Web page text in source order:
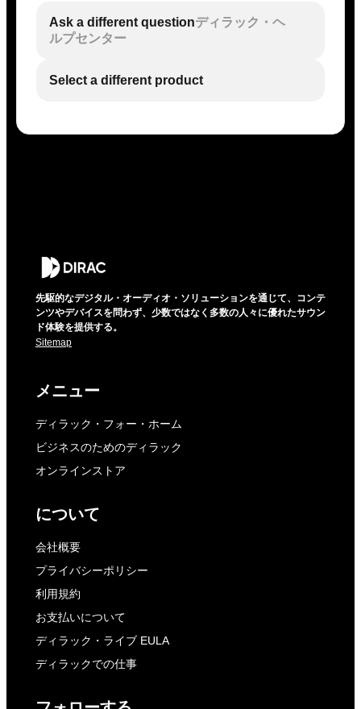
Ask a different questionディラック・ヘ
ルプセンター
Select a different product
先駆的なデジタル・オーディオ・ソリューションを通じて、コンテ
ンツやデバイスを問わず、少数ではなく多数の人々に優れたサウン
ド体験を提供する。
Sitemap
メニュー
ディラック・フォー・ホーム
ビジネスのためのディラック
オンラインストア
について
会社概要
プライバシーポリシー
利用規約
お支払いについて
ディラック・ライブ EULA
ディラックでの仕事